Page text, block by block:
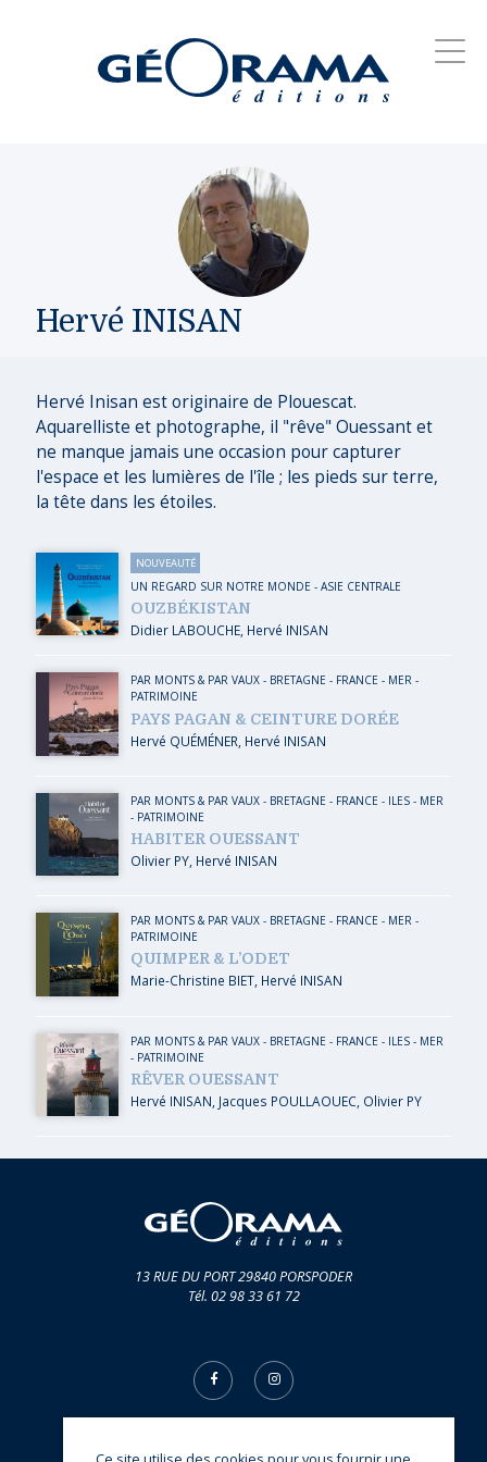
Hervé INISAN
Hervé Inisan est originaire de Plouescat.
Aquarelliste et photographe, il "rêve" Ouessant et
ne manque jamais une occasion pour capturer
l'espace et les lumières de l'île ; les pieds sur terre,
la tête dans les étoiles.
NOUVEAUTÉ
UN REGARD SUR NOTRE MONDE - ASIE CENTRALE
OUZBÉKISTAN
Didier LABOUCHE, Hervé INISAN
PAR MONTS & PAR VAUX- BRETAGNE - FRANCE - MER-
PATRIMOINE
PAYS PAGAN & CEINTURE DORÉE
Hervé QUÉMÉNER Hervé INISAN
PAR MONTS & PAR VAUX- BRETAGNE - FRANCE - ILES- MER
- PATRIMOINE
HABITER OUESSANT
Olivier PY, Hervé INISAN
PAR MONTS & PAR VAUX- BRETAGNE - FRANCE - MER-
PATRIMOINE
QUIMPER & L’ODET
Marie-Christine BIET, Hervé INISAN
PAR MONTS & PAR VAUX- BRETAGNE - FRANCE - ILES- MER
- PATRIMOINE
RÊVER OUESSANT
Hervé INISAN Jacques POULLAOUEC, Olivier PY
13 RUE DU PORT 29840 PORSPODER
Tél. 02 98 33 61 72